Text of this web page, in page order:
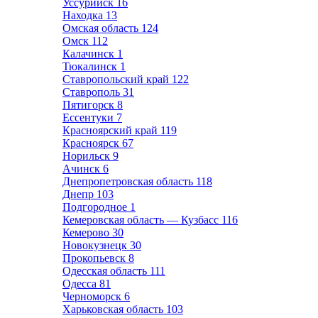
Уссурийск
16
Находка 13
Омская область 124
Омск 112
Калачинск 1
Тюкалинск 1
Ставропольский край 122
Ставрополь 31
Пятигорск 8
Ессентуки 7
Красноярский край 119
Красноярск 67
Норильск 9
Ачинск 6
Днепропетровская область 118
Днепр 103
Подгородное 1
Кемеровская область — Кузбасс 116
Кемерово 30
Новокузнецк 30
Прокопьевск 8
Одесская область 111
Одесса 81
Черноморск 6
Харьковская область 103